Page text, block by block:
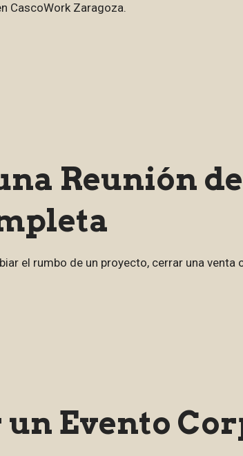
CascoWork Zaragoza.
Reunión
el rumbo de un proyecto, cerrar una
Evento